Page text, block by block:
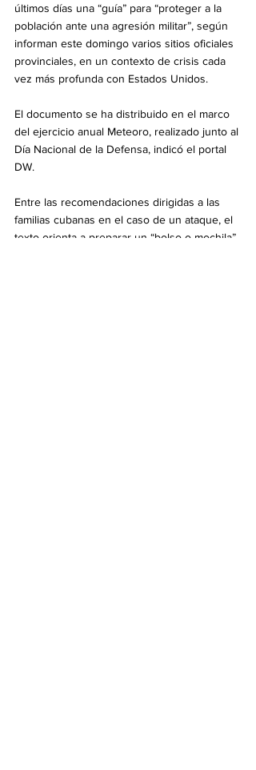
últimos días una “guía” para “proteger a la
población ante una agresión militar”, según
informan este domingo varios sitios oficiales
provinciales, en un contexto de crisis cada
vez más profunda con Estados Unidos.
El documento se ha distribuido en el marco
del ejercicio anual Meteoro, realizado junto al
Día Nacional de la Defensa, indicó el portal
DW.
Entre las recomendaciones dirigidas a las
familias cubanas en el caso de un ataque, el
texto orienta a preparar un “bolso o mochila”